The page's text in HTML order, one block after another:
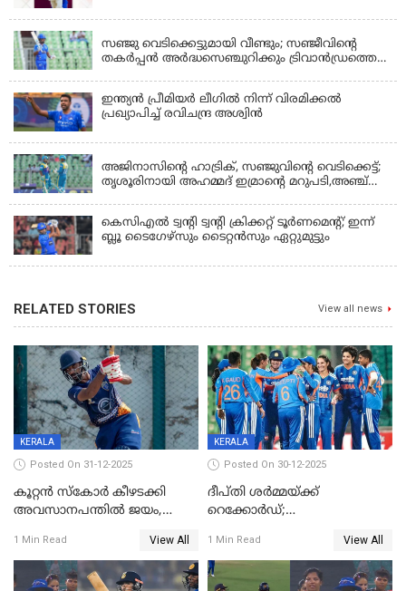
സഞ്ജു വെടിക്കെട്ടുമായി വീണ്ടും; സഞ്ജീവിന്‍റെ
തകർപ്പൻ അർദ്ധസെഞ്ചുറിക്കും ട്രിവാൻഡ്രത്തെ
ഇന്ത്യന്‍ പ്രീമിയര്‍ ലീഗില്‍ നിന്ന് വിരമിക്കല്‍
പ്രഖ്യാപിച്ച് രവിചന്ദ്ര അശ്വിന്‍
അജിനാസിന്റെ ഹാട്രിക്, സഞ്ജുവിന്റെ വെടിക്കെട്ട്;
തൃശൂരിനായി അഹമ്മദ് ഇമ്രാന്റെ മറുപടി,അഞ്ച്
കെസിഎൽ ട്വൻ്റി ട്വൻ്റി ക്രിക്കറ്റ് ടൂർണമെൻ്റ്; ഇന്ന്
ബ്ലൂ ടൈഗേഴ്സും ടൈറ്റൻസും ഏറ്റുമുട്ടും
RELATED STORIES View all news
KERALA
Posted On 31-12-2025
കൂറ്റൻ സ്കോർ കീഴടക്കി
അവസാനപന്തിൽ ജയം,
1 Min Read View All
KERALA
Posted On 30-12-2025
ദീപ്തി ശർമ്മയ്ക്ക്
റെക്കോർഡ്;
ടി20 പരമ്പര തൂത്തുവാരി
ഇന്ത്യ
1 Min Read View All